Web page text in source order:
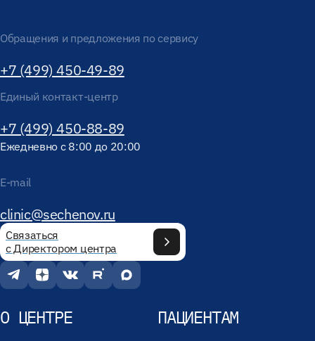
Обращения и предложения по сервису
+7 (499) 450-49-89
Единый контакт-центр
+7 (499) 450-88-89
Ежедневно с 8:00 до 20:00
E-mail
clinic@sechenov.ru
Связаться
с Директором центра
О ЦЕНТРЕ ПАЦИЕНТАМ